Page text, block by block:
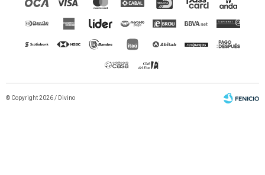
© Copyright 2026 / Divino